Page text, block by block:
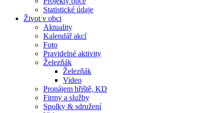
Statistické údaje
Život v obci
Aktuality
Kalendář akcí
Foto
Pravidelné aktivity
Železňák
Železňák
Video
Pronájem hřiště, KD
Firmy a služby
Spolky & sdružení